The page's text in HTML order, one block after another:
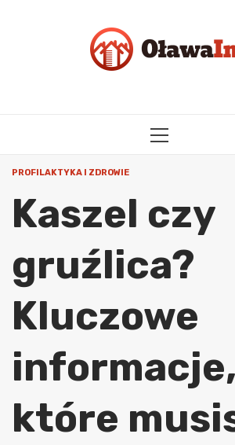
PRIMARY
PROFILAKTYKA I ZDROWIE
Kaszel czy
gruźlica?
Kluczowe
informacje,
które